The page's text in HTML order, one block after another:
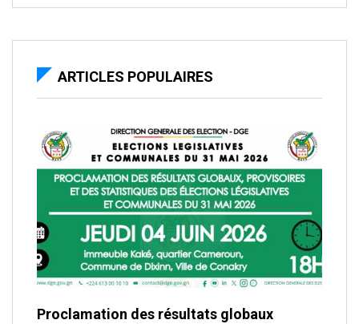
ARTICLES POPULAIRES
Proclamation des résultats globaux